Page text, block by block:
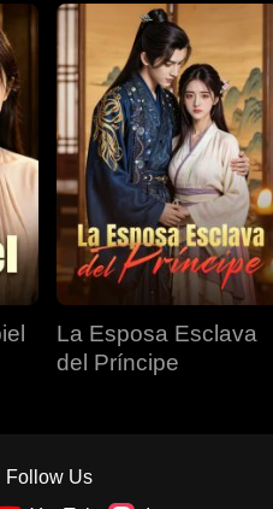
La Esposa Esclava
del Príncipe
Follow Us